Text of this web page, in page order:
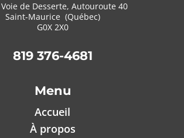
Voie de Desserte, Autouroute 40
Saint-Maurice (Québec)
G0X 2X0
819 376-4681
Menu
Accueil
À propos